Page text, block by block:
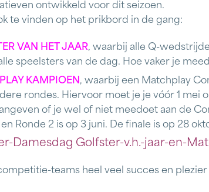
ontwikkeld voor dit seizoen.
te vinden op het prikbord in de gang:
VAN HET JAAR, waarbij alle Q-
speelsters van de dag. Hoe vaker je
KAMPIOEN , waarbij een Matchplay
rondes. Hiervoor moet je je vóór 1 mei
of je wel of niet meedoet aan de
Ronde 2 is op 3 juni. De finale is op 28
Damesdag Golfster-v.h.-jaar-en-
teams heel veel succes en